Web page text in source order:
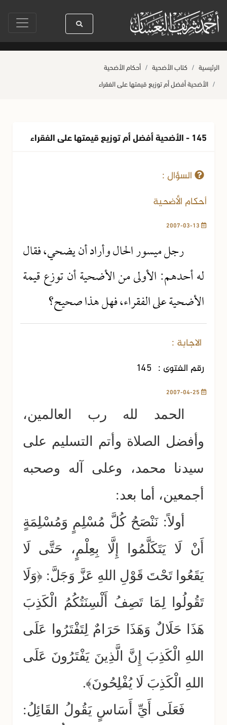
سيدنا رسول الله ﷺ كله رحمة صلاة آخر أربعاء من صفر حياة
الرئيسية كتاب الأضحية
أحكام الأضحية
الأضحية أفضل أم توزيع قيمتها على الفقراء
145 - الأضحية أفضل أم توزيع قيمتها على الفقراء
السؤال :
أحكام الأضحية
رجل ميسور الحال وأراد أن يضحي، فقال
له أحدهم: الأولى من الأضحية أن توزع قيمة
الأضحية على الفقراء، فهل هذا صحيح؟
الاجابة :
رقم الفتوى : 145
الحمد لله رب العالمين،
وأفضل الصلاة وأتم التسليم على
سيدنا محمد، وعلى آله وصحبه
أجمعين، أما بعد:
أولاً: نَنْصَحُ كُلَّ مُسْلِمٍ وَمُسْلِمَةٍ
أَنْ لَا يَتَكَلَّمُوا إِلَّا بِعِلْمٍ، حَتَّى لَا
يَقَعُوا تَحْتَ قَوْلِ اللهِ عَزَّ وَجَلَّ: ﴿وَلَا
تَقُولُوا لِمَا تَصِفُ أَلْسِنَتُكُمُ الْكَذِبَ
هَذَا حَلَالٌ وَهَذَا حَرَامٌ لِتَفْتَرُوا عَلَى
اللهِ الْكَذِبَ إِنَّ الَّذِينَ يَفْتَرُونَ عَلَى
اللهِ الْكَذِبَ لَا يُفْلِحُونَ﴾.
فَعَلَى أَيِّ أَسَاسٍ يَقُولُ القَائِلُ: